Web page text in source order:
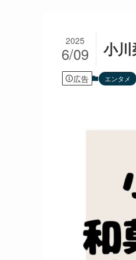
小川
2025
6/09
広告 エンタメ